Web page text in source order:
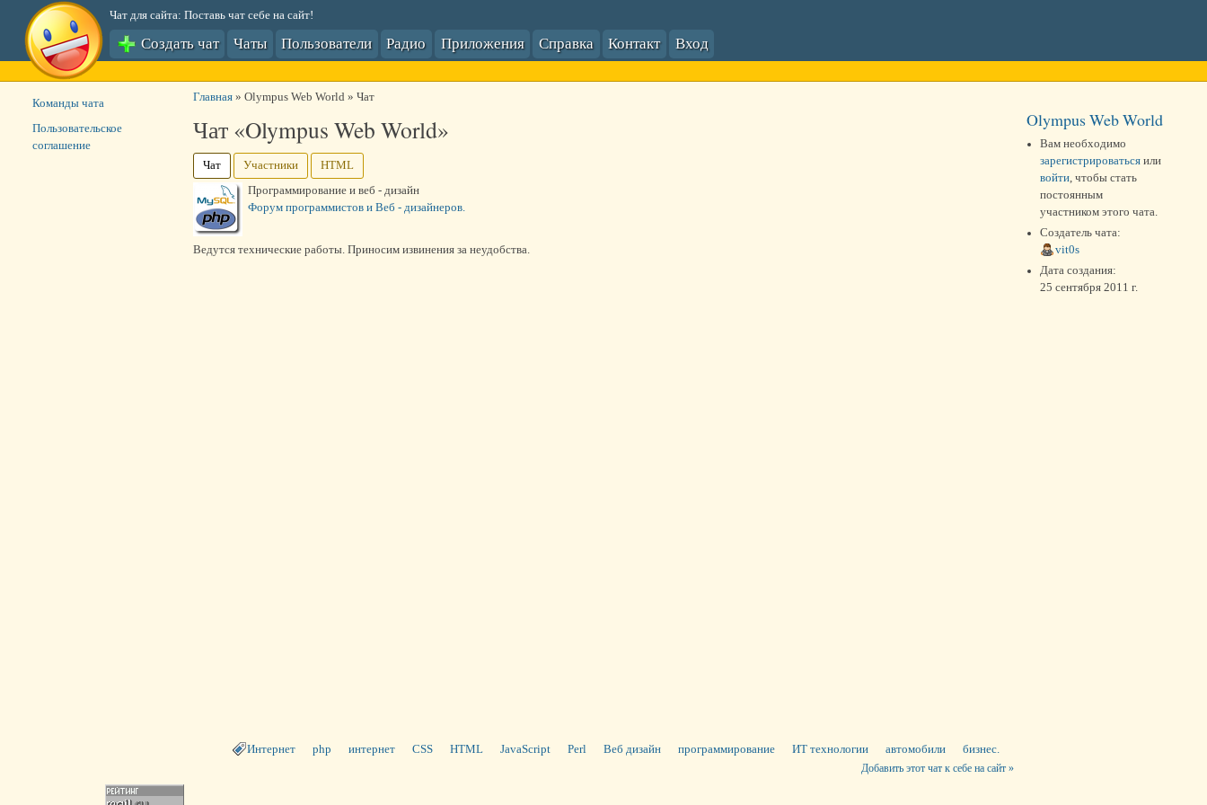
Чат для сайта: Поставь чат себе на сайт!
Создать чат Чаты Пользователи Радио Приложения Справка Контакт Вход
Главная» Olympus Web World » Чат
Чат «Olympus Web World»
Чат Участники
HTML
Программирование и веб - дизайн
Форум программистов и Веб - дизайнеров.
Интернет php интернет CSS HTML JavaScript Perl Веб дизайн программирование ИТ технологии автомобили бизнес.
Добавить этот чат к себе на сайт »
Команды чата
Пользовательское
соглашение
Olympus Web World
Вам необходимо
зарегистрироваться или
войти, чтобы стать
постоянным
участником этого чата.
Создатель чата:
vit0s
Дата создания:
25 сентября 2011 г.